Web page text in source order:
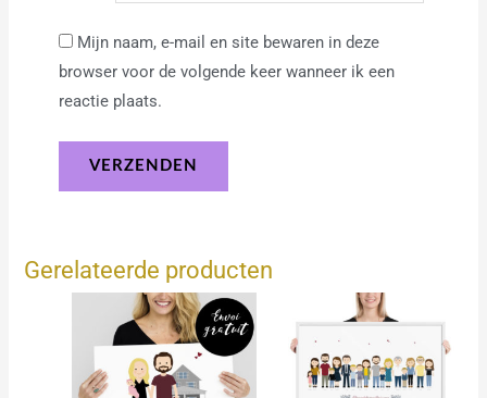
Mijn naam, e-mail en site bewaren in deze
browser voor de volgende keer wanneer ik een
reactie plaats.
Gerelateerde producten
Prijsklasse:
15.00€
tot
49.00€
Prijsklasse:
46.00€
tot
176.00€